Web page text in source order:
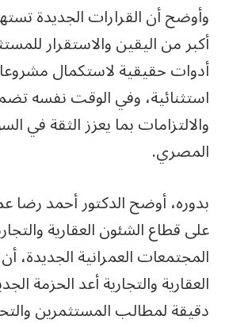
وأوضح أن القرارات الجديدة
أكبر من اليقين والاستقرار
أدوات حقيقية لاستكمال
استثنائية، وفي الوقت نفسه
والالتزامات بما يعزز الثقة في
المصري.
بدوره، أوضح الدكتور أحمد رضا
على قطاع الشئون العقارية
المجتمعات العمرانية الجديدة،
العقارية والتجارية أعد الحزمة
دقيقة لمطالب المستثمرين